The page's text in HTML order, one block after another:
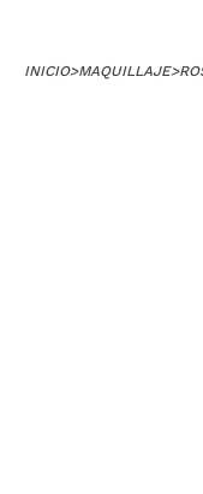
INICIO>MAQUILLAJE>